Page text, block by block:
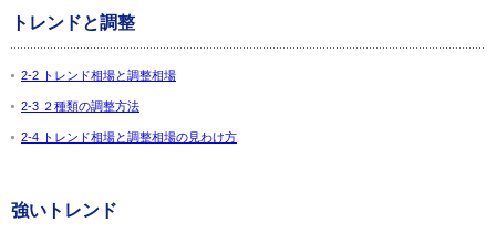
トレンドと調整
2-2 トレンド相場と調整相場
2-3 ２種類の調整方法
2-4 トレンド相場と調整相場の見わけ方
強いトレンド